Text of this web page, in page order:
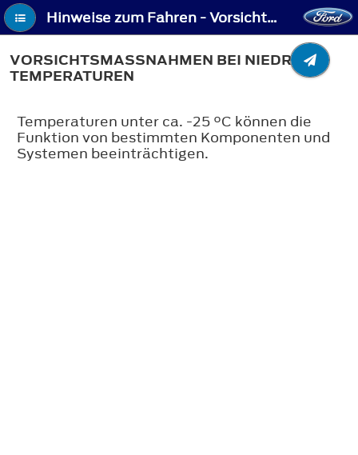
Hinweise zum Fahren - Vorsichtsmaßnahmen bei niedrigen Temperaturen
VORSICHTSMASSNAHMEN BEI NIEDRIGEN T
EMPERATUREN
Temperaturen unter ca. -25 °C können die
Funktion von bestimmten Komponenten und
Systemen beeinträchtigen.